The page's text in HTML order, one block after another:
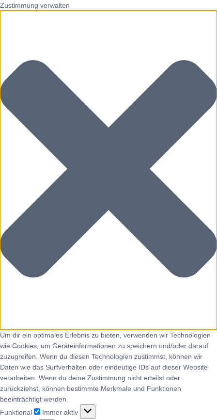
Zustimmung verwalten
Um dir ein optimales Erlebnis zu bieten, verwenden wir Technologien
wie Cookies, um Geräteinformationen zu speichern und/oder darauf
zuzugreifen. Wenn du diesen Technologien zustimmst, können wir
Daten wie das Surfverhalten oder eindeutige IDs auf dieser Website
verarbeiten. Wenn du deine Zustimmung nicht erteilst oder
zurückziehst, können bestimmte Merkmale und Funktionen
beeinträchtigt werden.
Funktional
Immer aktiv